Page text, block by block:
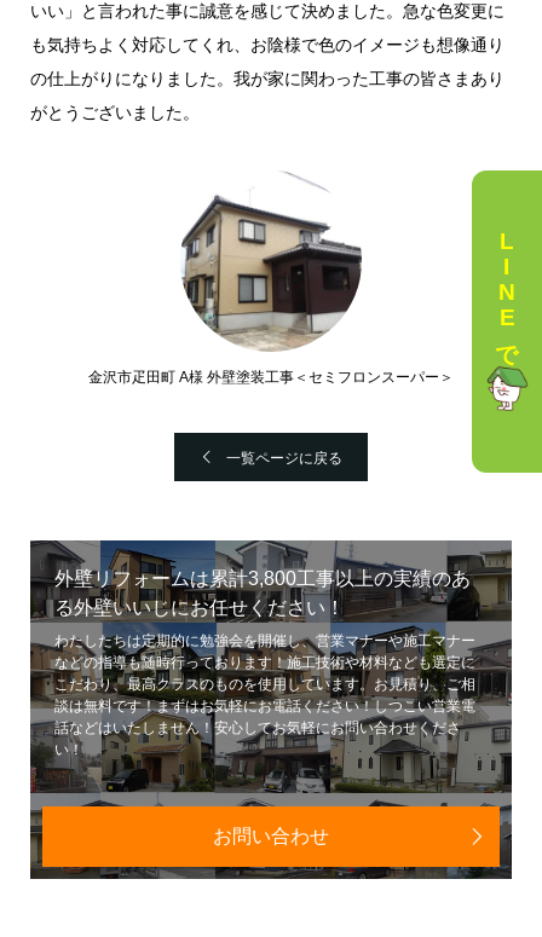
LINEで相談
いい」と言われた事に誠意を感じて決めました。急な色変更に
も気持ちよく対応してくれ、お陰様で色のイメージも想像通り
の仕上がりになりました。我が家に関わった工事の皆さまあり
がとうございました。
金沢市疋田町 A様 外壁塗装工事＜セミフロンスーパー＞
一覧ページに戻る
外壁リフォームは累計3,800工事以上の実績のあ
る外壁いいじにお任せください！
わたしたちは定期的に勉強会を開催し、営業マナーや施工マナー
などの指導も随時行っております！施工技術や材料なども選定に
こだわり、最高クラスのものを使用しています。お見積り、ご相
談は無料です！まずはお気軽にお電話ください！しつこい営業電
話などはいたしません！安心してお気軽にお問い合わせくださ
い！
お問い合わせ